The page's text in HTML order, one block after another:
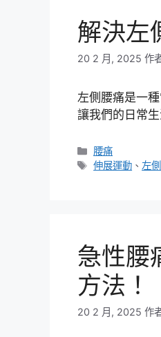
解決左
20 2 月, 2025 作
左側腰痛是一
讓我們的日常
分
類
腰痛
標
伸展運動 、 左
急性腰
方法！
20 2 月, 2025 作